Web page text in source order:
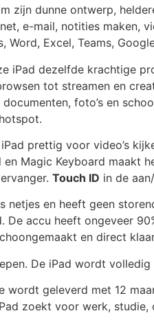
zijn dunne ontwerp,
e-mail, notities maken,
Word, Excel, Teams,
iPad dezelfde krachtige
tot streamen en
foto’s en
prettig voor video’s
Magic Keyboard maakt
Touch ID in de
netjes en heeft geen
De accu heeft ongeveer
en direct
De iPad wordt
wordt geleverd met 12
zoekt voor werk,